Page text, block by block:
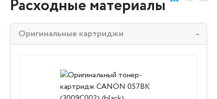
Расходные материалы
Оригинальные картриджи